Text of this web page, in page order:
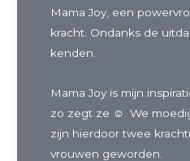
Mama Joy, een
kracht. Ondanks de
kenden.
Mama Joy is mijn
zo zegt ze ☺️. We
zijn hierdoor twee
vrouwen geworden.